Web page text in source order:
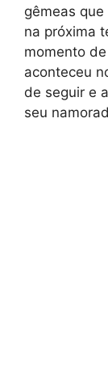
gêmeas
na próxima
momento
aconteceu
de seguir e
seu